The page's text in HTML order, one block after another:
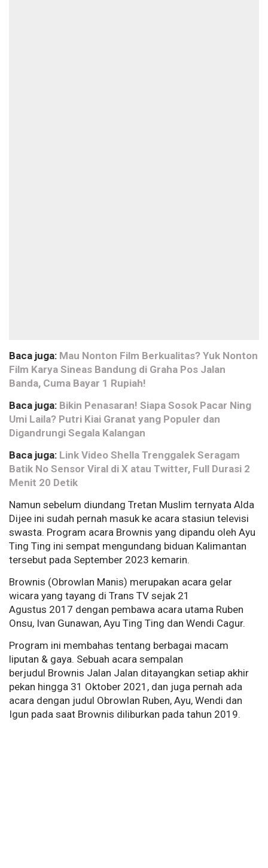
Baca juga: Mau Nonton Film Berkualitas? Yuk Nonton
Film Karya Sineas Bandung di Graha Pos Jalan
Banda, Cuma Bayar 1 Rupiah!
Baca juga: Bikin Penasaran! Siapa Sosok Pacar Ning
Umi Laila? Putri Kiai Granat yang Populer dan
Digandrungi Segala Kalangan
Baca juga: Link Video Shella Trenggalek Seragam
Batik No Sensor Viral di X atau Twitter, Full Durasi 2
Menit 20 Detik
Namun sebelum diundang Tretan Muslim ternyata Alda
Dijee ini sudah pernah masuk ke acara stasiun televisi
swasta. Program acara Brownis yang dipandu oleh Ayu
Ting Ting ini sempat mengundang biduan Kalimantan
tersebut pada September 2023 kemarin.
Brownis (Obrowlan Manis) merupakan acara gelar
wicara yang tayang di Trans TV sejak 21
Agustus 2017 dengan pembawa acara utama Ruben
Onsu, Ivan Gunawan, Ayu Ting Ting dan Wendi Cagur.
Program ini membahas tentang berbagai macam
liputan & gaya. Sebuah acara sempalan
berjudul Brownis Jalan Jalan ditayangkan setiap akhir
pekan hingga 31 Oktober 2021, dan juga pernah ada
acara dengan judul Obrowlan Ruben, Ayu, Wendi dan
Igun pada saat Brownis diliburkan pada tahun 2019.